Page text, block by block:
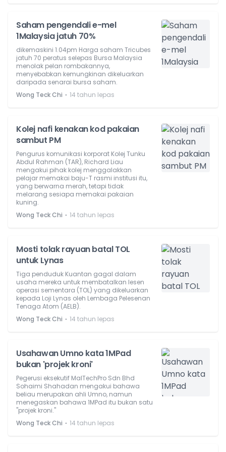
Saham pengendali e-mel
1Malaysia jatuh 70%
dikemaskini 1.04pm Harga saham Tricubes
jatuh 70 peratus selepas Bursa Malaysia
menolak pelan rombakannya,
menyebabkan kemungkinan dikeluarkan
daripada senarai bursa saham.
Wong Teck Chi ⋅ 14 tahun lepas
Kolej nafi kenakan kod pakaian
sambut PM
Pengurus komunikasi korporat Kolej Tunku
Abdul Rahman (TAR), Richard Liau
mengakui pihak kolej menggalakkan
pelajar memakai baju-T rasmi institusi itu,
yang berwarna merah, tetapi tidak
melarang sesiapa memakai pakaian
kuning.
Wong Teck Chi ⋅ 14 tahun lepas
Mosti tolak rayuan batal TOL
untuk Lynas
Tiga penduduk Kuantan gagal dalam
usaha mereka untuk membatalkan lesen
operasi sementara (TOL) yang dikeluarkan
kepada Loji Lynas oleh Lembaga Pelesenan
Tenaga Atom (AELB).
Wong Teck Chi ⋅ 14 tahun lepas
Usahawan Umno kata 1MPad
bukan 'projek kroni'
Pegerusi eksekutif MalTechPro Sdn Bhd
Sohaimi Shahadan mengakui bahawa
beliau merupakan ahli Umno, namun
menegaskan bahawa 1MPad itu bukan satu
"projek kroni."
Wong Teck Chi ⋅ 14 tahun lepas